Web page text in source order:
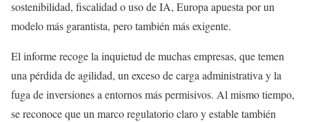
sostenibilidad, fiscalidad o uso de IA, Europa apuesta por un
modelo más garantista, pero también más exigente.
El informe recoge la inquietud de muchas empresas, que temen
una pérdida de agilidad, un exceso de carga administrativa y la
fuga de inversiones a entornos más permisivos. Al mismo tiempo,
se reconoce que un marco regulatorio claro y estable también